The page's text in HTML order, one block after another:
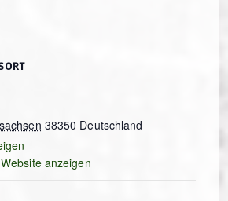
38350 Deutschland
anzeigen